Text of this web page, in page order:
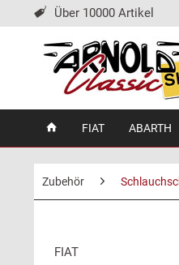
Über 10000 Artikel
FIAT ABARTH
Zubehör
FIAT